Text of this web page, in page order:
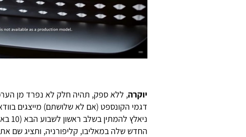
יוקרה, ללא ספק, תהיה חלק לא נפרד מן
דגמי הקונספט (אם לא שלושתם) מייצגים
החדש שלה במאליבו, קליפורניה, ותציג שם